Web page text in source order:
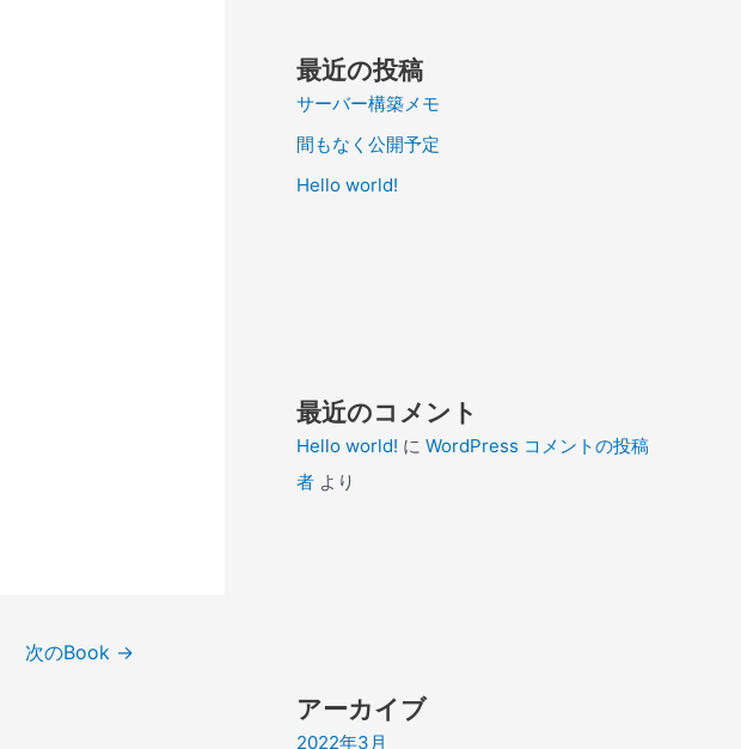
次のBook →
最近の投稿
サーバー構築メモ
間もなく公開予定
Hello world!
最近のコメント
Hello world! に WordPress コメントの投稿
者 より
アーカイブ
2022年3月